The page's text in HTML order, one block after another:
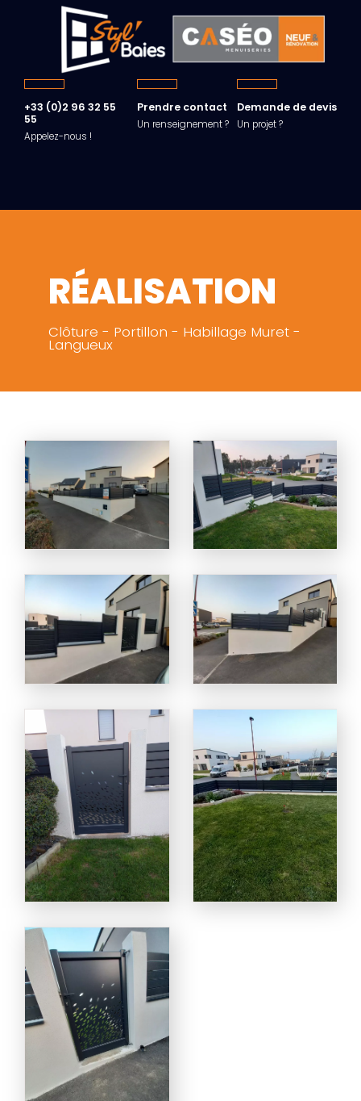
+33 (0)2 96 32 55
55
Appelez-nous !
Prendre contact
Un renseignement ?
Demande de devis
Un projet ?
RÉALISATION
Clôture - Portillon - Habillage Muret -
Langueux